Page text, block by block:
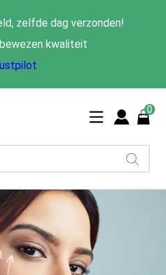
zelfde dag verzonden!
kwaliteit
0